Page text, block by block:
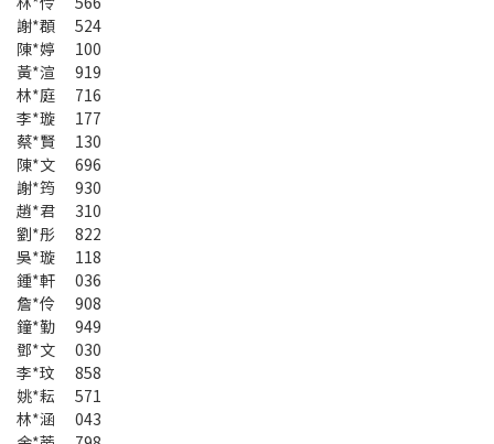
謝*頵 524
陳*婷 100
黃*渲 919
林*庭 716
李*璇 177
蔡*賢 130
陳*文 696
謝*筠 930
趙*君 310
劉*彤 822
吳*璇 118
鍾*軒 036
詹*伶 908
鐘*勤 949
鄧*文 030
李*玟 858
姚*耘 571
林*涵 043